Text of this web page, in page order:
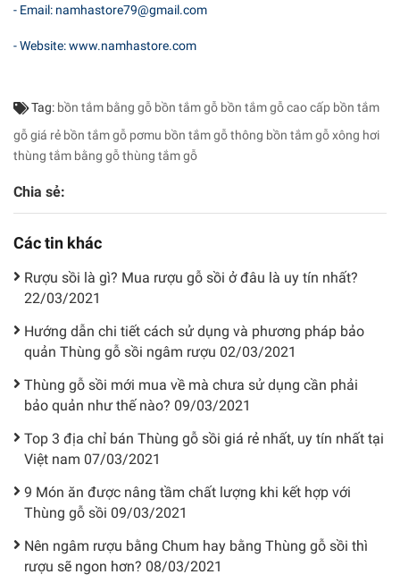
- Email: namhastore79@gmail.com
- Website: www.namhastore.com
Tag: bồn tắm bằng gỗ bồn tắm gỗ bồn tắm gỗ cao cấp bồn tắm
gỗ giá rẻ bồn tắm gỗ pơmu bồn tắm gỗ thông bồn tắm gỗ xông hơi
thùng tắm bằng gỗthùng tắm gỗ
Chia sẻ:
Các tin khác
Rượu sồi là gì? Mua rượu gỗ sồi ở đâu là uy tín nhất?
22/03/2021
Hướng dẫn chi tiết cách sử dụng và phương pháp bảo
quản Thùng gỗ sồi ngâm rượu 02/03/2021
Thùng gỗ sồi mới mua về mà chưa sử dụng cần phải
bảo quản như thế nào? 09/03/2021
Top 3 địa chỉ bán Thùng gỗ sồi giá rẻ nhất, uy tín nhất tại
Việt nam 07/03/2021
9 Món ăn được nâng tầm chất lượng khi kết hợp với
Thùng gỗ sồi 09/03/2021
Nên ngâm rượu bằng Chum hay bằng Thùng gỗ sồi thì
rượu sẽ ngon hơn? 08/03/2021